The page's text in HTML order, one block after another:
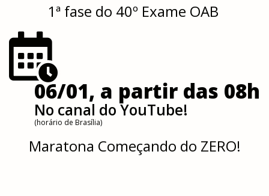
1ª fase do 40º Exame OAB
06/01, a partir das 08h
No canal do YouTube!
(horário de Brasília)
Maratona Começando do ZERO!